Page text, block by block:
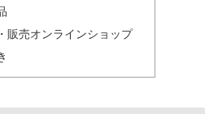
売オンラインショップ